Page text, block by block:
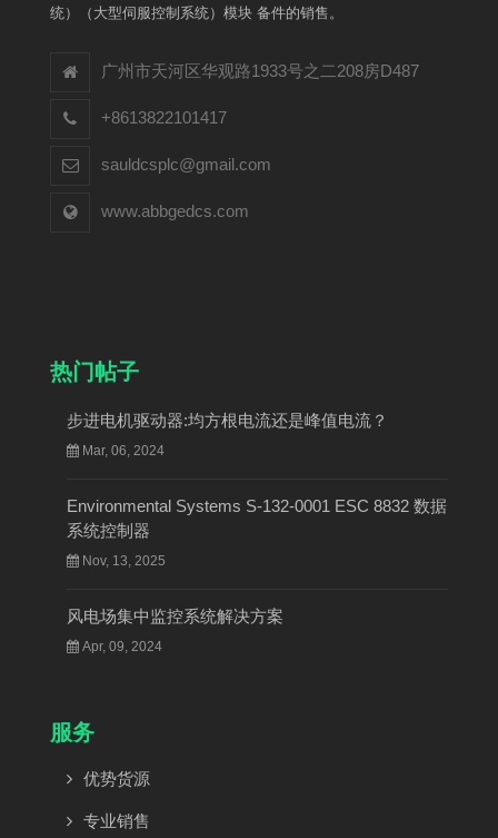
统）（大型伺服控制系统）模块 备件的销售。
广州市天河区华观路1933号之二208房D487
+8613822101417
sauldcsplc@gmail.com
www.abbgedcs.com
热门帖子
步进电机驱动器:均方根电流还是峰值电流？
Mar, 06, 2024
Environmental Systems S-132-0001 ESC 8832 数据
系统控制器
Nov, 13, 2025
风电场集中监控系统解决方案
Apr, 09, 2024
服务
优势货源
专业销售